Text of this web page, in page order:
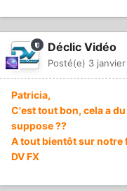
Déclic Vidéo
Posté(e) 3
Patricia,
C'est tout bon, cela a
suppose ??
A tout bientôt sur notre
DV FX